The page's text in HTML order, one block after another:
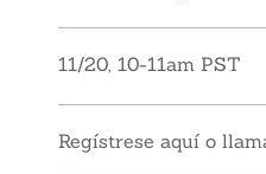
11/20, 10-11am PST
Regístrese aquí o